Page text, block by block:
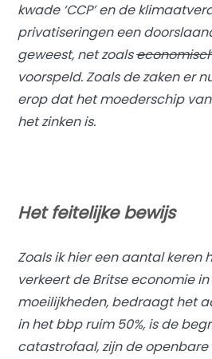
kwade ‘CCP’ en de
privatiseringen een
geweest, net zoals
voorspeld. Zoals de zaken er
erop dat het moederschip
het zinken is.
Het feitelijke bewijs
Zoals ik hier een aantal keren
verkeert de Britse economie
moeilijkheden, bedraagt ​​het
in het bbp ruim 50%, is de
catastrofaal, zijn de